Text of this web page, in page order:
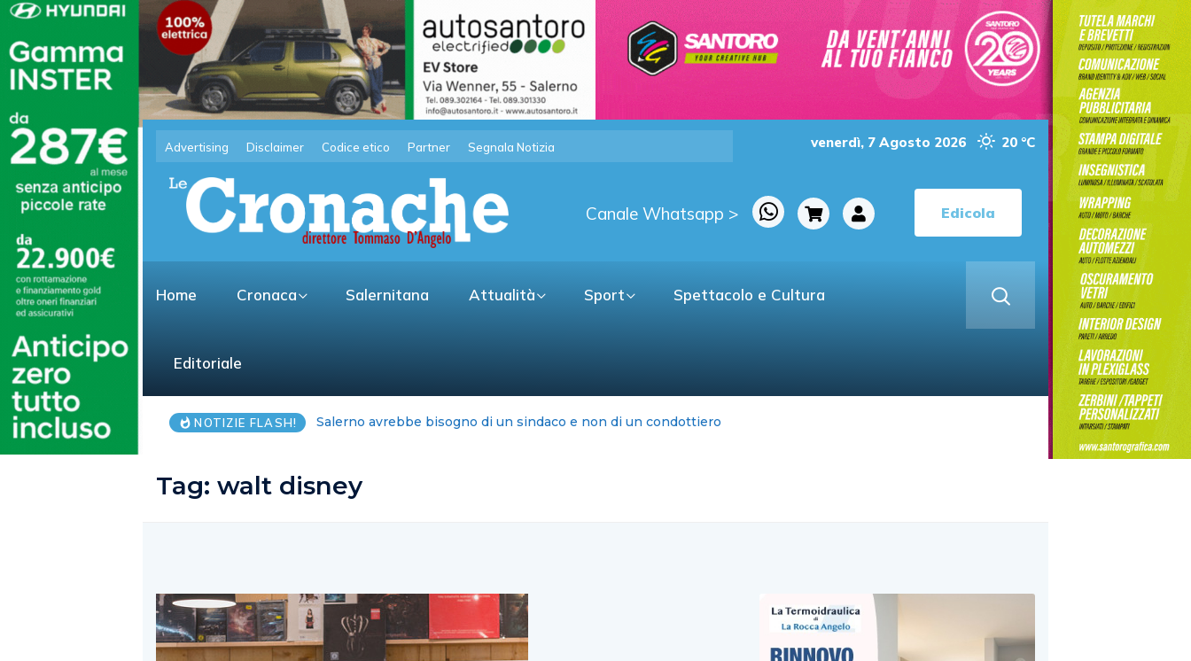
Advertising Disclaimer Codice etico Partner Segnala Notizia venerdì, 7 Agosto 2026 20 °C
Canale Whatsapp > Edicola
Home Cronaca Salernitana Attualità Sport Spettacolo e Cultura
Editoriale
NOTIZIE FLASH! Giovani, sonno e benessere mentale: da Salerno cresce l’attenzione alla salute invisibile
Tag:walt disney